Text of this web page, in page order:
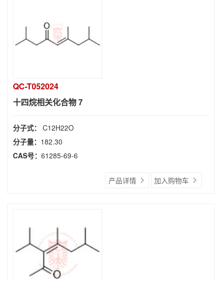
QC-T052024
十四烷相关化合物 7
分子式： C12H22O
分子量： 182.30
CAS号： 61285-69-6
产品详情 加入购物车